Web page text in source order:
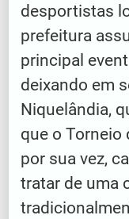
desportistas
prefeitura
principal
deixando em
Niquelândia,
que o Torneio
por sua vez,
tratar de uma